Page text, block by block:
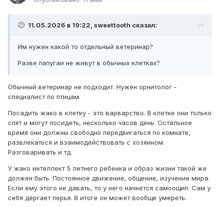
11.05.2026 в 19:22, sweettooth сказал:
Им нужен какой то отдельный ветеринар?
Разве папугаи не живут в обычных клетках?
Обычный ветеринар не подходит. Нужен орнитолог -
специалист по птицам.
Посадить жако в клетку - это варварство. В клетке они только
спят и могут посидеть, несколько часов день. Остальное
время они должны свободно передвигаться по комнате,
развлекаться и взаимодействовать с хозяином.
Разговаривать и тд.
У жако интеллект 5 летнего ребенка и образ жизни такой же
должен быть. Постоянное движение, общение, изучение мира.
Если ему этого не давать, то у него начнётся самоощип. Сам у
себя дёргает перья. В итоге он может вообще умереть.